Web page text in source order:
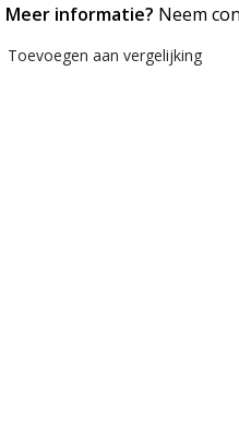
Meer informatie? Neem
Toevoegen aan vergelijking